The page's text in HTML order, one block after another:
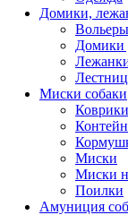
Домики,
Домики
Миски собаки
Миски
Миски
Поилки
Амуниция